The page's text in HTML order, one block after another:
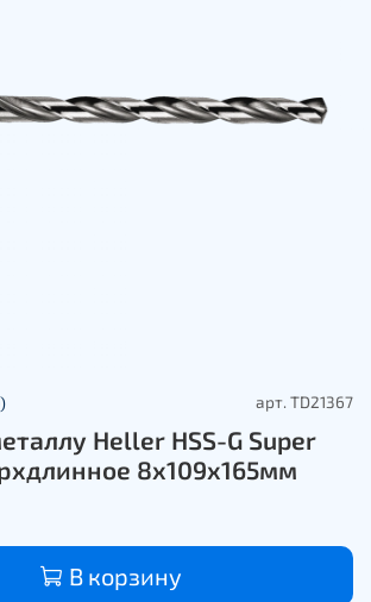
арт. TD21367
Heller HSS-G Super
8х109х165мм
В корзину